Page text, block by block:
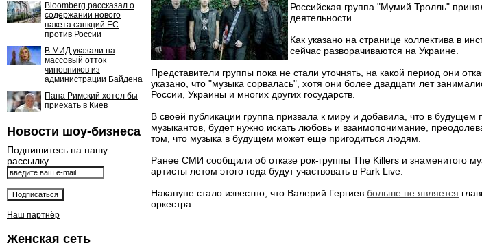
Bloomberg рассказал о
содержании нового
пакета санкций ЕС
против России
В МИД указали на
массовый отток
чиновников из
администрации Байдена
Папа Римский хотел бы
приехать в Киев
Новости шоу-бизнеса
Подпишитесь на нашу
рассылку
Наш партнёр
Женская сеть
Российская группа "Мумий Тролль"
деятельности.
Как указано на странице коллектива в
сейчас разворачиваются на Украине.
Представители группы пока не стали уточнять, на какой период они
указано, что "музыка сорвалась", хотя они более двадцати лет
России, Украины и многих других государств.
В своей публикации группа призвала к миру и добавила, что в
музыкантов, будет нужно искать любовь и взаимопонимание,
том, что музыка в будущем может еще пригодиться людям.
Ранее СМИ сообщили об отказе рок-группы The Killers и знаменитого
артисты летом этого года будут участвовать в Park Live.
Накануне стало известно, что Валерий Гергиев больше не является
оркестра.